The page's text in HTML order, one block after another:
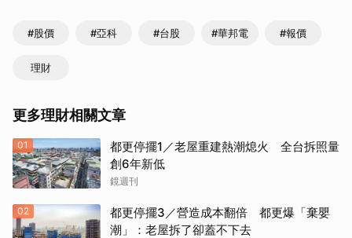
#股價 #亞科 #台股 #華邦電 #報價
理財
更多理財相關文章
01
都更停擺1／老屋重建熱潮熄火 全台拆照量
創6年新低
鏡週刊
02
都更停擺3／營造成本翻倍 都更爆「棄嬰
潮」：老屋拆了卻蓋不下去